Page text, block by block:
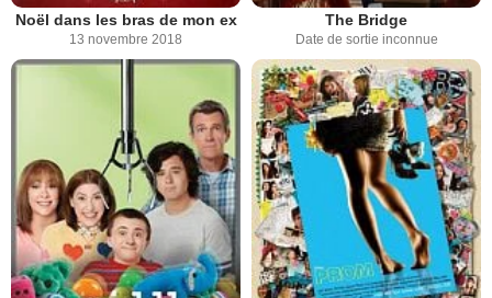
Noël dans les bras de mon ex
13 novembre 2018
The Bridge
Date de sortie inconnue